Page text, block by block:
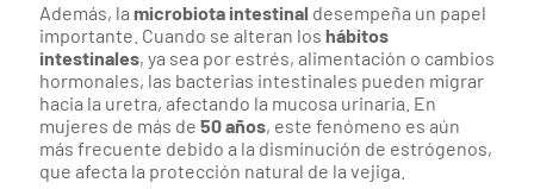
Además, la microbiota intestinal desempeña un papel
importante. Cuando se alteran los hábitos
intestinales, ya sea por estrés, alimentación o cambios
hormonales, las bacterias intestinales pueden migrar
hacia la uretra, afectando la mucosa urinaria. En
mujeres de más de 50 años, este fenómeno es aún
más frecuente debido a la disminución de estrógenos,
que afecta la protección natural de la vejiga.